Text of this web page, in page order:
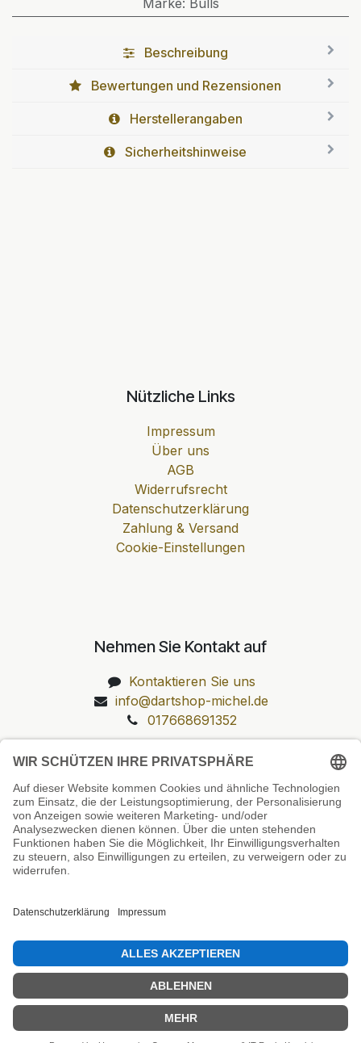
Marke: Bulls
Beschreibung
Bewertungen und Rezensionen
Herstellerangaben
Sicherheitshinweise
Nützliche Links
Impressum
Über uns
AGB
Widerrufsrecht
Datenschutzerklärung
Zahlung & Versand
Cookie-Einstellungen
Nehmen Sie Kontakt auf
Kontaktieren Sie uns
info@dartshop-michel.de
017668691352
Unsere Prüfsiegel